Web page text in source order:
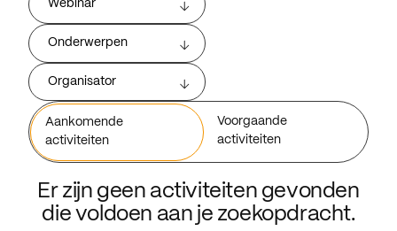
Webinar
Onderwerpen
Organisator
Aankomende
activiteiten
Voorgaande
activiteiten
Er zijn geen activiteiten gevonden
die voldoen aan je zoekopdracht.